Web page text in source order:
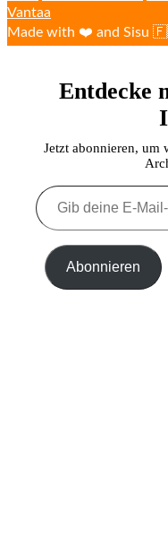
Vantaa
Made with ❤️ and Sisu
Entdecke
Jetzt abonnieren, um
Gib
deine
E-
Adresse
ein ... Abonnieren